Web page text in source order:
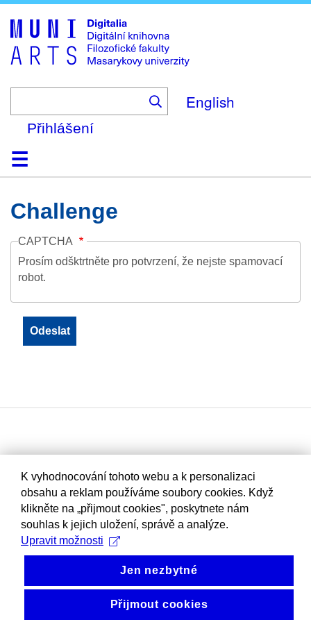
to
main
content
English
Přihlášení
DomůKolekce
Prohlížení
Vyhledávání
O platformě
Nápověda
KontaktDigitalia
Challenge
CAPTCHA
Prosím odšktrtněte pro potvrzení, že nejste spamovací
robot.
K vyhodnocování tohoto webu a k personalizaci
obsahu a reklam používáme soubory cookies. Když
klikněte na „přijmout cookies", poskytnete nám
souhlas k jejich uložení, správě a analýze.
Upravit možnosti
Jen nezbytné
Přijmout cookies